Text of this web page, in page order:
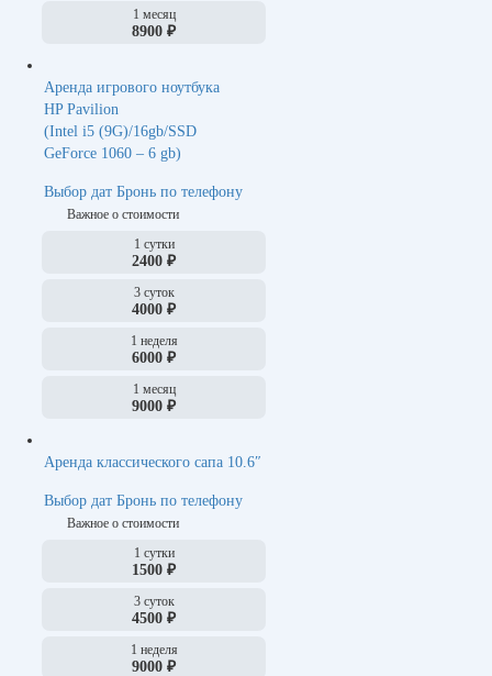
1 месяц
8900 ₽
Аренда игрового ноутбука
HP Pavilion
(Intel i5 (9G)/16gb/SSD
GeForce 1060 – 6 gb)
Выбор дат Бронь по телефону
Важное о стоимости
1 сутки
2400 ₽
3 суток
4000 ₽
1 неделя
6000 ₽
1 месяц
9000 ₽
Аренда классического сапа 10.6″
Выбор дат Бронь по телефону
Важное о стоимости
1 сутки
1500 ₽
3 суток
4500 ₽
1 неделя
9000 ₽